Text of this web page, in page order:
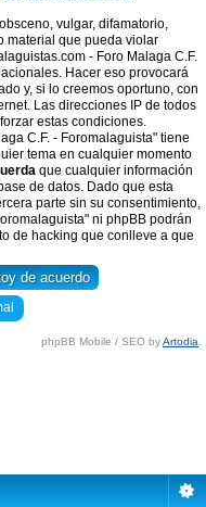
vulgar, difamatorio,
material que pueda violar
- Foro Malaga C.F.
Hacer eso provocará
y, si lo creemos oportuno, con
Las direcciones IP de todos
estas condiciones.
C.F. - Foromalaguista" tiene
tema en cualquier momento
que cualquier información
de datos. Dado que esta
parte sin su consentimiento,
ni phpBB podrán
de hacking que conlleve a que
phpBB Mobile / SEO byArtodia